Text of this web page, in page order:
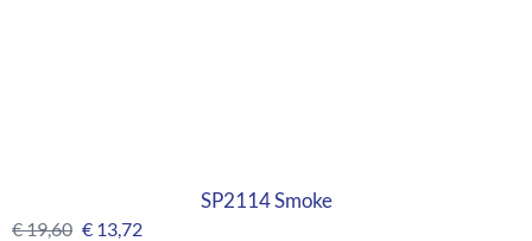
SP2114 Smoke
€19,60 € 13,72